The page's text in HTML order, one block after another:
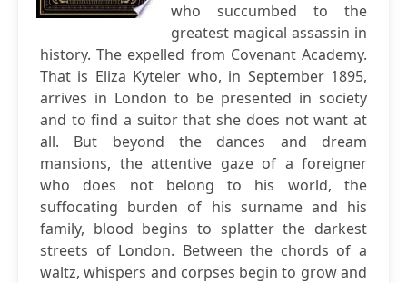
who succumbed to the
greatest magical assassin in
history. The expelled from Covenant Academy.
That is Eliza Kyteler who, in September 1895,
arrives in London to be presented in society
and to find a suitor that she does not want at
all. But beyond the dances and dream
mansions, the attentive gaze of a foreigner
who does not belong to his world, the
suffocating burden of his surname and his
family, blood begins to splatter the darkest
streets of London. Between the chords of a
waltz, whispers and corpses begin to grow and